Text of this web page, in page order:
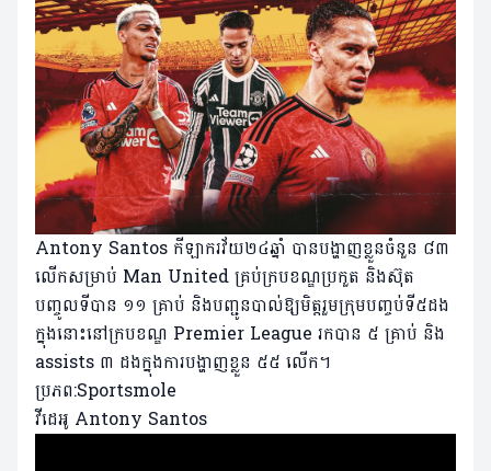
Antony Santos កីឡាករវ័យ២៤ឆ្នាំ បានបង្ហាញខ្លួនចំនួន ៨៣
លើកសម្រាប់ Man United គ្រប់ក្របខណ្ឌប្រកួត និងស៊ុត
បញ្ចូលទីបាន ១១ គ្រាប់ និងបញ្ជូនបាល់ឱ្យមិត្តរួមក្រុមបញ្ចប់ទី៥ដង
ក្នុងនោះនៅក្របខណ្ឌ Premier League រកបាន ៥ គ្រាប់ និង
assists ៣ ដងក្នុងការបង្ហាញខ្លួន ៥៥ លើក។
ប្រភព:Sportsmole
វីដេអូ Antony Santos